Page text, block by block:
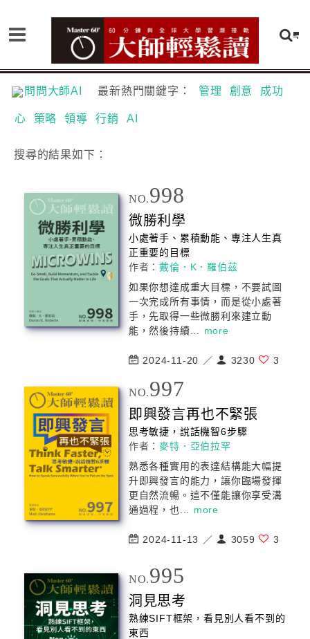
問問大師AI 最新熱門關鍵字： 管理 創意 成功
心 策略 領導 行銷 AI
搜尋的結果如下：
NO.998
微勝利學
小處著手、累積動能、專注人生真
正重要的目標
作者：戴倫．K．羅伯茲
如果你想達成重大目標，不要試圖
一次完成所有事情，而是從小處著
手，先取得一些微勝利來建立動
能，然後持續... more
2024-11-20 ／ 3230 3
NO.997
即興發言再也不緊張
思考敏捷，說話機智6步驟
作者：麥特．亞伯拉罕
熟悉各種實用的表達結構能大幅提
升即興發言的能力，讓你臨場發揮
更自然流暢。這不僅能讓你享受溝
通過程，也... more
2024-11-13 ／ 3059 3
NO.995
洞見思考
熟練SIFT框架，看見別人看不到的
東西